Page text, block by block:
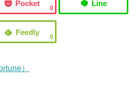
0
0
）